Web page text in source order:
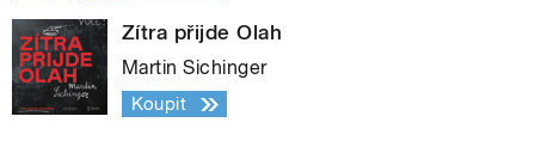
Zítra přijde Olah
Martin Sichinger
Koupit